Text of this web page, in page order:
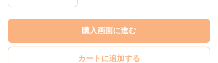
購入画面に進む
カートに追加する